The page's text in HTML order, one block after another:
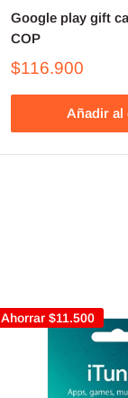
Google play gift
COP
$116.900
Añadir al
Ahorrar $11.500